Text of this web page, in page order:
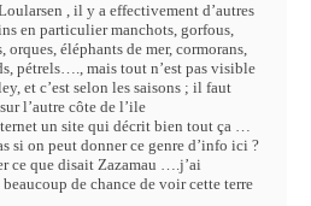
, il y a effectivement d’autres
en particulier manchots, gorfous,
orques, éléphants de mer, cormorans,
pétrels…., mais tout n’est pas visible
et c’est selon les saisons ; il faut
l’autre côte de l’ile
un site qui décrit bien tout ça …
si on peut donner ce genre d’info ici ?
ce que disait Zazamau ….j’ai
de chance de voir cette terre